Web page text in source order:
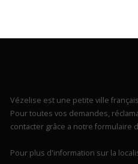
Vézelise est une petite ville
Pour toutes vos demandes,
contacter grâce a notre formulaire
Pour plus d'information sur la